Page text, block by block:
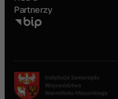
Partnerzy